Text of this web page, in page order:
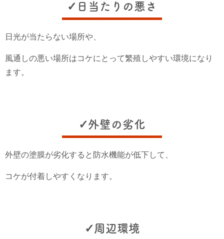
✓日当たりの悪さ
日光が当たらない場所や、
風通しの悪い場所はコケにとって繁殖しやすい環境になり
ます。
✓外壁の劣化
外壁の塗膜が劣化すると防水機能が低下して、
コケが付着しやすくなります。
✓周辺環境